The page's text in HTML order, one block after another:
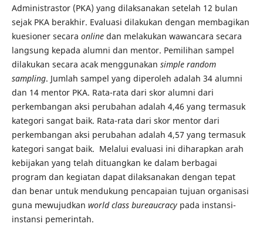
Administrastor (PKA) yang dilaksanakan setelah 12 bulan
sejak PKA berakhir. Evaluasi dilakukan dengan membagikan
kuesioner secara online dan melakukan wawancara secara
langsung kepada alumni dan mentor. Pemilihan sampel
dilakukan secara acak menggunakan simple random
sampling. Jumlah sampel yang diperoleh adalah 34 alumni
dan 14 mentor PKA. Rata-rata dari skor alumni dari
perkembangan aksi perubahan adalah 4,46 yang termasuk
kategori sangat baik. Rata-rata dari skor mentor dari
perkembangan aksi perubahan adalah 4,57 yang termasuk
kategori sangat baik. Melalui evaluasi ini diharapkan arah
kebijakan yang telah dituangkan ke dalam berbagai
program dan kegiatan dapat dilaksanakan dengan tepat
dan benar untuk mendukung pencapaian tujuan organisasi
guna mewujudkan world class bureaucracy pada instansi-
instansi pemerintah.